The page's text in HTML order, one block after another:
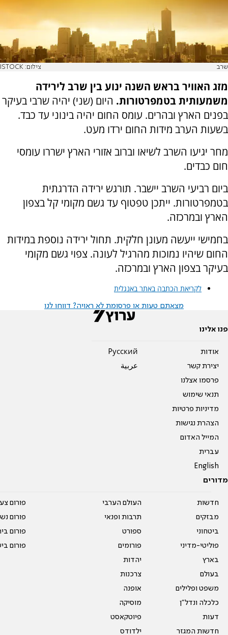
שרב צילום: ISTOCK
מזג האוויר בראש השנה ינוע בין שרב לירידה
משמעותית בטמפרטורות. היום (שני) יהיה שרבי בעיקר
בפנים הארץ ובהרים. עומס החום יהיה בינוני עד כבד.
בשעות הערב מידות החום ירדו מעט.
מחר יגיעו השרב לשיאו וברוב אזורי הארץ ישררו עומסי
חום כבדים.
ביום רביעי השרב יישבר. תורגש ירידה הדרגתית
בטמפרטורות. ייתכן טפטוף עד גשם מקומי קל בצפון
הארץ ובמרכזה.
בחמישי ייעשה מעונן חלקית. תחול ירידה נוספת במידות
החום שיהיו נמוכות מהרגיל לעונה. צפוי גשם מקומי
בעיקר בצפון הארץ ובמרכזה.
לקריאת הכתבה באתר באנגלית
מצאתם טעות או פרסומת לא ראויה? דווחו לנו
פנו אלינו
אודות
יצירת קשר
פרסמו אצלנו
תנאי שימוש
מדיניות פרטיות
הצהרת נגישות
המייל האדום
עברית
English
Pусский
عربية
מדורים
חדשות
מבזקים
ביטחוני
פוליטי-מדיני
בארץ
בעולם
משפט ופלילים
כלכלה ונדל"ן
דעות
חדשות המגזר
העולם הערבי
תרבות ופנאי
ספורט
פורומים
יהדות
צרכנות
אופנה
מוסיקה
פיוטקאסט
ילדודס
פורום
פורום
פורום
פורום